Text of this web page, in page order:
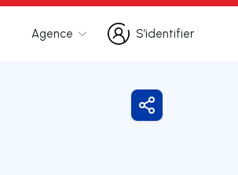
Agence
S’identifier
S’identifier
Partager